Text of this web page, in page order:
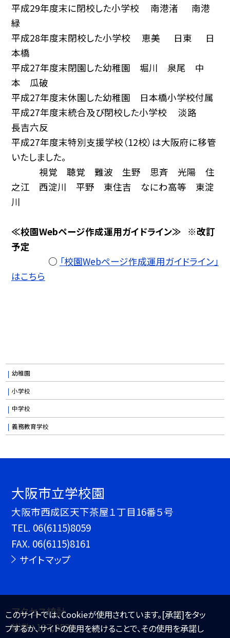
平成29年度末に閉校した小学校 南港渚 南港
緑
平成28年度末閉校した小学校 恵美 日東 日
本橋
平成27年度末閉園した幼稚園 堀川 泉尾 中
本 瓜破
平成27年度末休園した幼稚園 日本橋小学校付属
平成27年度末統合及び閉校した小学校 淡路
長吉六反
平成27年度末特別支援学校（12校）は大阪府に移管
いたしました。
視覚 聴覚 難波 生野 思斉 光陽 住
之江 西淀川 平野 東住吉 なにわ高等 東淀
川
≪校園Webページ作成運用ガイドライン≫ ※改訂
予定
○ 「校園Webページ作成運用ガイドライン」
はこちら
幼稚園
小学校
中学校
義務教育学校
大阪市立学校園
大阪市西成区天下茶屋１丁目16番５号
TEL. 06(6115)8059
FAX. 06(6115)8161
サイトマップ
アクセス統計
総数：137,953
このサイトでは、Cookieが使用されています。[承諾]をタッ
プするか、サイトの使用を続けることで、その使用を承諾し